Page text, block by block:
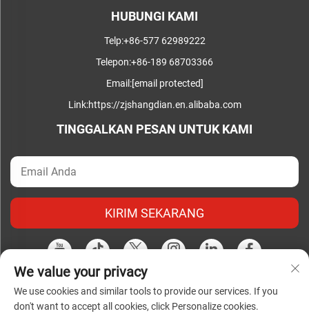
HUBUNGI KAMI
Telp:+86-577 62989222
Telepon:+86-189 68703366
Email:[email protected]
Link:https://zjshangdian.en.alibaba.com
TINGGALKAN PESAN UNTUK KAMI
KIRIM SEKARANG
Hak Cipta © Zhejiang Shangdian Complete Electrical Co., Ltd.
We value your privacy
We use cookies and similar tools to provide our services. If you
don't want to accept all cookies, click Personalize cookies.